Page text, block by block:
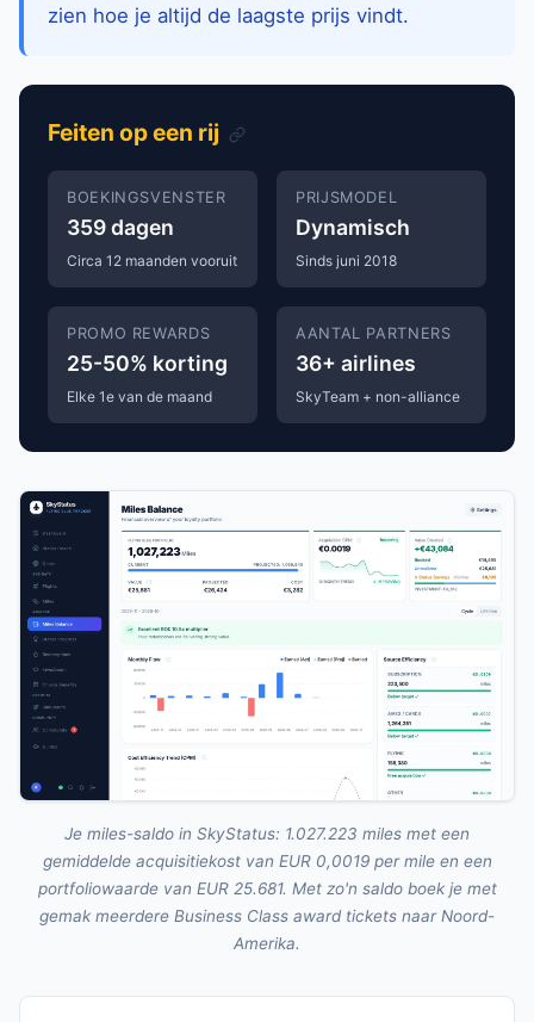
zien hoe je altijd de laagste prijs vindt.
Feiten op een rij
BOEKINGSVENSTER
359 dagen
Circa 12 maanden vooruit
PRIJSMODEL
Dynamisch
Sinds juni 2018
PROMO REWARDS
25-50% korting
Elke 1e van de maand
AANTAL PARTNERS
36+ airlines
SkyTeam + non-alliance
Je miles-saldo in SkyStatus: 1.027.223 miles met een
gemiddelde acquisitiekost van EUR 0,0019 per mile en een
portfoliowaarde van EUR 25.681. Met zo'n saldo boek je met
gemak meerdere Business Class award tickets naar Noord-
Amerika.